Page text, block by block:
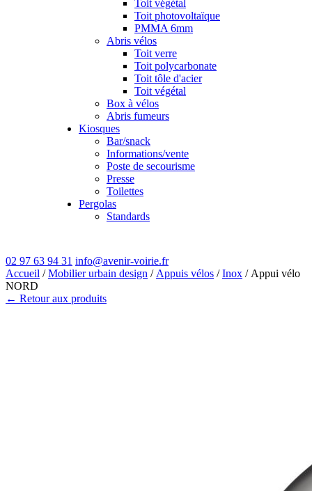
Toit végétal
Toit photovoltaïque
PMMA 6mm
Abris vélos
Toit verre
Toit polycarbonate
Toit tôle d'acier
Toit végétal
Box à vélos
Abris fumeurs
Kiosques
Bar/snack
Informations/vente
Poste de secourisme
Presse
Toilettes
Pergolas
Standards
02 97 63 94 31 info@avenir-voirie.fr
Accueil /Mobilier urbain design / Appuis vélos /Inox / Appui vélo
NORD
← Retour aux produits